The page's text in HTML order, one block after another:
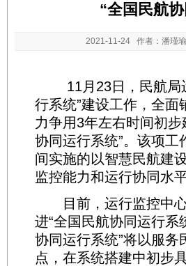
“全国民航
2021-11-24 作者：潘瑾
11月23日，民航局运
行系统”建设工作，全
力争用3年左右时间初
协同运行系统”。该项工
间实施的以智慧民航建
监控能力和运行协同水平
目前，运行监控中心
进“全国民航协同运行系
协同运行系统”将以服
点，在系统搭建中初步